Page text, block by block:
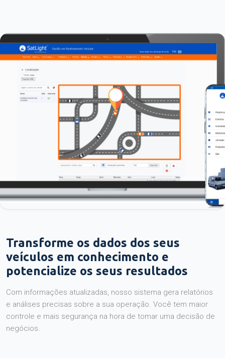
Transforme os dados dos seus
veículos em conhecimento e
potencialize os seus resultados
Com informações atualizadas, nosso sistema gera relatórios
e análises precisas sobre a sua operação. Você tem maior
controle e mais segurança na hora de tomar uma decisão de
negócios.